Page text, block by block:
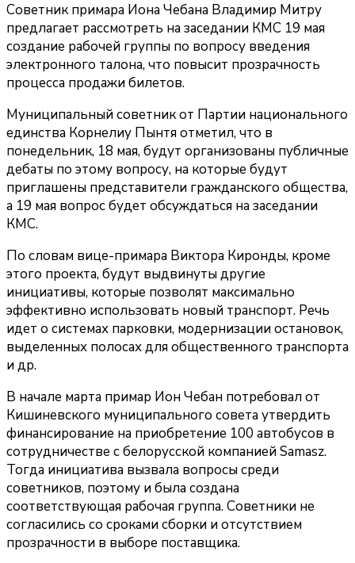
Советник примара Иона Чебана Владимир Митру
предлагает рассмотреть на заседании КМС 19 мая
создание рабочей группы по вопросу введения
электронного талона, что повысит прозрачность
процесса продажи билетов.
Муниципальный советник от Партии национального
единства Корнелиу Пынтя отметил, что в
понедельник, 18 мая, будут организованы публичные
дебаты по этому вопросу, на которые будут
приглашены представители гражданского общества,
а 19 мая вопрос будет обсуждаться на заседании
КМС.
По словам вице-примара Виктора Киронды, кроме
этого проекта, будут выдвинуты другие
инициативы, которые позволят максимально
эффективно использовать новый транспорт. Речь
идет о системах парковки, модернизации остановок,
выделенных полосах для общественного транспорта
и др.
В начале марта примар Ион Чебан потребовал от
Кишиневского муниципального совета утвердить
финансирование на приобретение 100 автобусов в
сотрудничестве с белорусской компанией Samasz.
Тогда инициатива вызвала вопросы среди
советников, поэтому и была создана
соответствующая рабочая группа. Советники не
согласились со сроками сборки и отсутствием
прозрачности в выборе поставщика.